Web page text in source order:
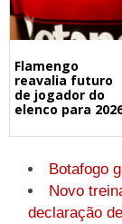
Flamengo
reavalia futuro
de jogador do
elenco para
Botafogo
Novo
declaração